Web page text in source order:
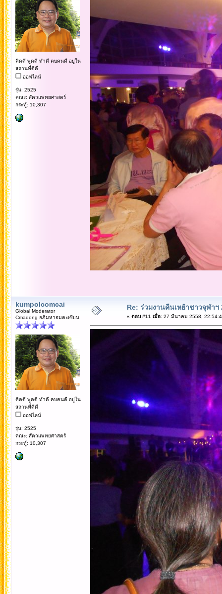
คิดดี พูดดี ทำดี คบคนดี อยู่ใน
สถานที่ดีดี
ออฟไลน์
รุ่น: 2525
คณะ: สัตวแพทยศาสตร์
กระทู้: 10,307
kumpolcomcai
Global Moderator
Cmadong อภิมหาอมตะเซียน
คิดดี พูดดี ทำดี คบคนดี อยู่ใน
สถานที่ดีดี
ออฟไลน์
รุ่น: 2525
คณะ: สัตวแพทยศาสตร์
กระทู้: 10,307
Re: ร่วมงานคืนเหย้าชาวจุฬาฯ
« ตอบ #11 เมื่อ:27 มีนาคม 2558,